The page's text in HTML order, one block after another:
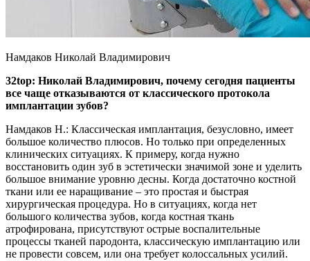
Намдаков Николай Владимирович
32top: Николай Владимирович, почему сегодня пациенты
все чаще отказываются от классического протокола
имплантации зубов?
Намдаков Н.: Классическая имплантация, безусловно, имеет
большое количество плюсов. Но только при определенных
клинических ситуациях. К примеру, когда нужно
восстановить один зуб в эстетически значимой зоне и уделить
большое внимание уровню десны. Когда достаточно костной
ткани или ее наращивание – это простая и быстрая
хирургическая процедура. Но в ситуациях, когда нет
большого количества зубов, когда костная ткань
атрофирована, присутствуют острые воспалительные
процессы тканей пародонта, классическую имплантацию или
не провести совсем, или она требует колоссальных усилий.